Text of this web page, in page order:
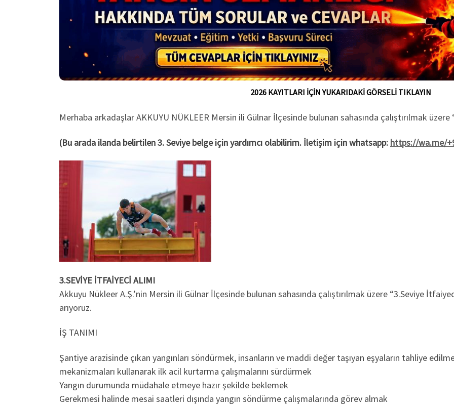
2026 KAYITLARI İÇİN YUKARIDAKİ GÖRSELİ TIKLAYIN
Merhaba arkadaşlar AKKUYU NÜKLEER Mersin ili Gülnar İlçesinde bulunan sahasında çalıştırılmak
(Bu arada ilanda belirtilen 3. Seviye belge için yardımcı olabilirim. İletişim için whatsapp: https://wa.me/
3.SEVİYE İTFAİYECİ ALIMI
Akkuyu Nükleer A.Ş.’nin Mersin ili Gülnar İlçesinde bulunan sahasında çalıştırılmak üzere “3.Seviye
arıyoruz.
İŞ TANIMI
Şantiye arazisinde çıkan yangınları söndürmek, insanların ve maddi değer taşıyan eşyaların tahliye
mekanizmaları kullanarak ilk acil kurtarma çalışmalarını sürdürmek
Yangın durumunda müdahale etmeye hazır şekilde beklemek
Gerekmesi halinde mesai saatleri dışında yangın söndürme çalışmalarında görev almak